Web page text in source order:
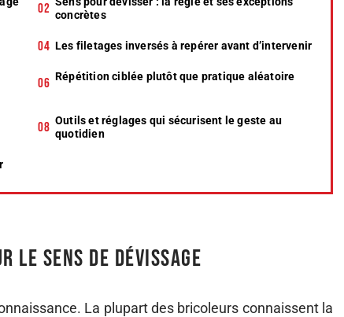
concrètes
Les filetages inversés à repérer avant d’intervenir
Répétition ciblée plutôt que pratique aléatoire
Outils et réglages qui sécurisent le geste au
quotidien
le sens de dévissage
La plupart des bricoleurs connaissent la